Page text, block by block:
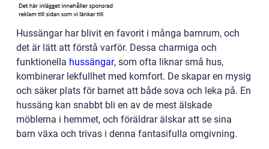
Hussängar har blivit en favorit i många barnrum, och
det är lätt att förstå varför. Dessa charmiga och
funktionella hussängar, som ofta liknar små hus,
kombinerar lekfullhet med komfort. De skapar en mysig
och säker plats för barnet att både sova och leka på. En
hussäng kan snabbt bli en av de mest älskade
möblerna i hemmet, och föräldrar älskar att se sina
barn växa och trivas i denna fantasifulla omgivning.